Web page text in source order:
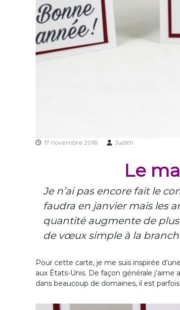
17 novembre 2018 Judith
Le
Je n’ai pas encore fait le
faudra en janvier mais les
quantité augmente de
de vœux simple à la
Pour cette carte, je me suis inspirée
aux États-Unis. De façon générale
dans beaucoup de domaines, il est